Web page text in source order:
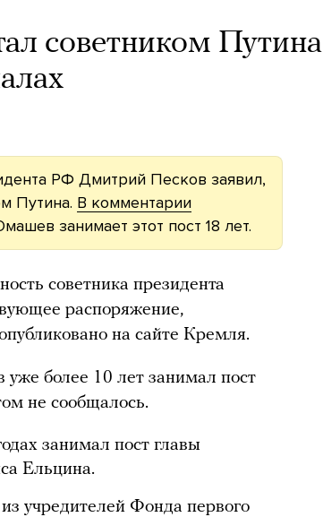
советником Путина
РФ Дмитрий Песков заявил,
Путина. В комментарии
занимает этот пост 18 лет.
советника президента
распоряжение,
на сайте Кремля.
более 10 лет занимал пост
не сообщалось.
занимал пост главы
Ельцина.
учредителей Фонда первого